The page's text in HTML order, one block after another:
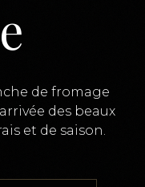
de fromage
des beaux
et de saison.